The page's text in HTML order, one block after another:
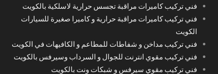
فني تركيب كاميرات مراقبة تجسس حرارية لاسلكية بالكويت
فني تركيب كاميرات مراقبة حرارية و كاميرا صغيرة للسيارات
الكويت
فني تركيب مداخن و شفاطات للمطاعم و الكافيهات في الكويت
فني تركيب مقوي انترنت للجوال و السرداب وسيرفس بالكويت
فني تركيب مقوي سيرفس و شبكات ونت بالكويت